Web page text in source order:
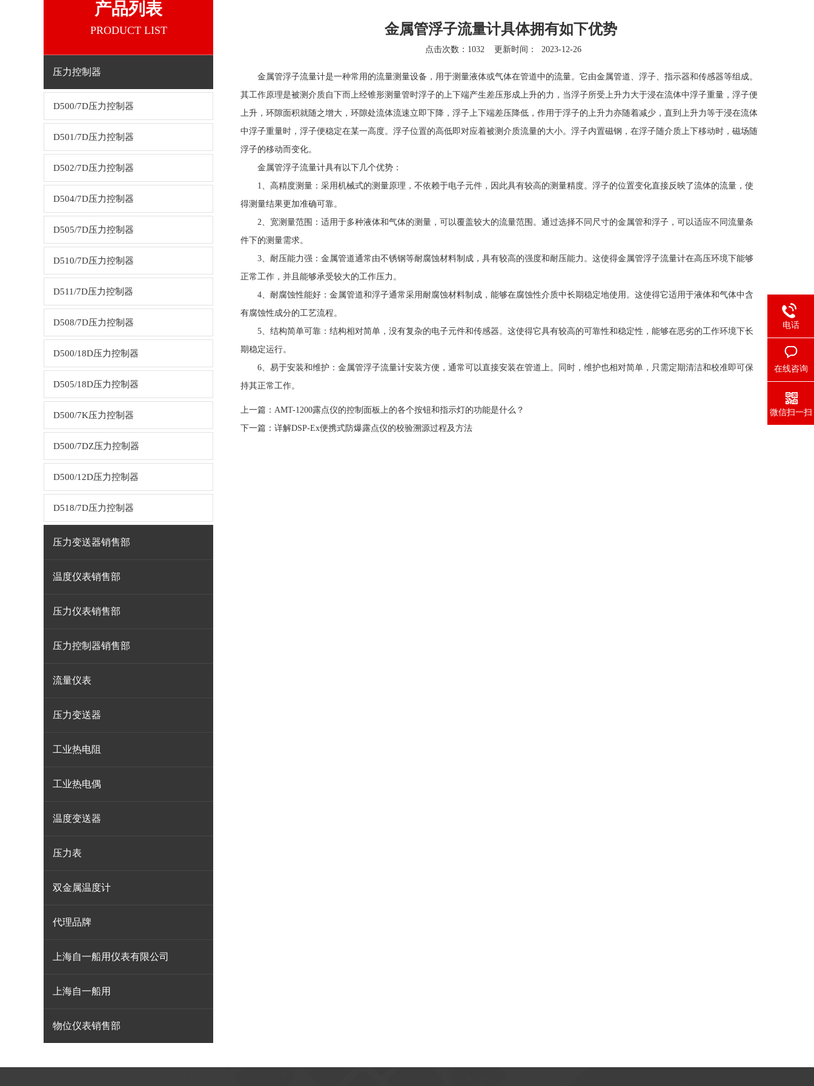
产品列表
PRODUCT LIST
压力控制器
D500/7D压力控制器
D501/7D压力控制器
D502/7D压力控制器
D504/7D压力控制器
D505/7D压力控制器
D510/7D压力控制器
D511/7D压力控制器
D508/7D压力控制器
D500/18D压力控制器
D505/18D压力控制器
D500/7K压力控制器
D500/7DZ压力控制器
D500/12D压力控制器
D518/7D压力控制器
压力变送器销售部
温度仪表销售部
压力仪表销售部
压力控制器销售部
流量仪表
压力变送器
工业热电阻
工业热电偶
温度变送器
压力表
双金属温度计
代理品牌
上海自一船用仪表有限公司
上海自一船用
物位仪表销售部
金属管浮子流量计具体拥有如下优势
点击次数：1032 更新时间： 2023-12-26
金属管浮子流量计是一种常用的流量测量设备，用于测量液体或气体在管道中的流量。它由金属管道、浮子、指示器和传感器等组成。
其工作原理是被测介质自下而上经锥形测量管时浮子的上下端产生差压形成上升的力，当浮子所受上升力大于浸在流体中浮子重量，浮子便
上升，环隙面积就随之增大，环隙处流体流速立即下降，浮子上下端差压降低，作用于浮子的上升力亦随着减少，直到上升力等于浸在流体
中浮子重量时，浮子便稳定在某一高度。浮子位置的高低即对应着被测介质流量的大小。浮子内置磁钢，在浮子随介质上下移动时，磁场随
浮子的移动而变化。
金属管浮子流量计具有以下几个优势：
1、高精度测量：采用机械式的测量原理，不依赖于电子元件，因此具有较高的测量精度。浮子的位置变化直接反映了流体的流量，使
得测量结果更加准确可靠。
2、宽测量范围：适用于多种液体和气体的测量，可以覆盖较大的流量范围。通过选择不同尺寸的金属管和浮子，可以适应不同流量条
件下的测量需求。
3、耐压能力强：金属管道通常由不锈钢等耐腐蚀材料制成，具有较高的强度和耐压能力。这使得金属管浮子流量计在高压环境下能够
正常工作，并且能够承受较大的工作压力。
4、耐腐蚀性能好：金属管道和浮子通常采用耐腐蚀材料制成，能够在腐蚀性介质中长期稳定地使用。这使得它适用于液体和气体中含
有腐蚀性成分的工艺流程。
5、结构简单可靠：结构相对简单，没有复杂的电子元件和传感器。这使得它具有较高的可靠性和稳定性，能够在恶劣的工作环境下长
期稳定运行。
6、易于安装和维护：金属管浮子流量计安装方便，通常可以直接安装在管道上。同时，维护也相对简单，只需定期清洁和校准即可保
持其正常工作。
上一篇： AMT-1200露点仪的控制面板上的各个按钮和指示灯的功能是什么？
下一篇： 详解DSP-Ex便携式防爆露点仪的校验溯源过程及方法
电话
在线咨询
微信扫一扫